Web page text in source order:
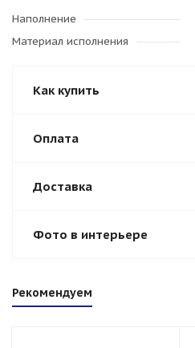
Наполнение
Материал исполнения
Как купить
Оплата
Доставка
Фото в интерьере
Рекомендуем